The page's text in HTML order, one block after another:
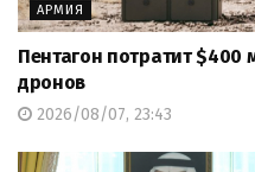
АРМИЯ
Пентагон потратит $400
дронов
2026/08/07, 23:43